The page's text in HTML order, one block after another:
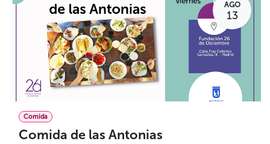
AGO
13
Comida
Comida de las Antonias